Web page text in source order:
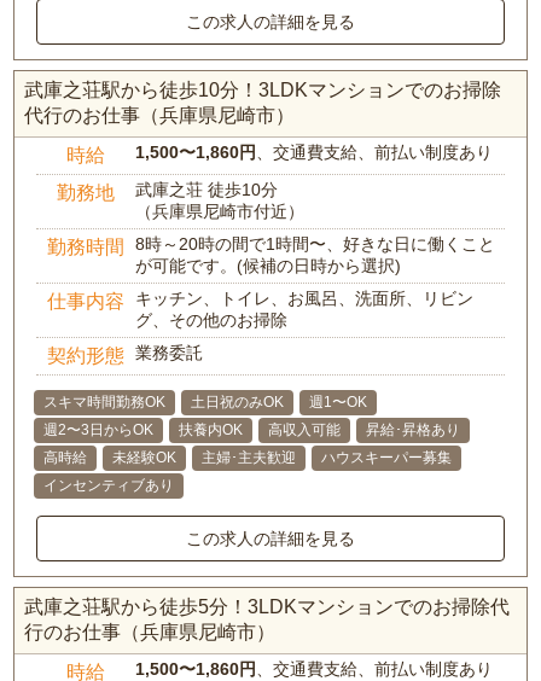
この求人の詳細を見る
武庫之荘駅から徒歩10分！3LDKマンションでのお掃除
代行のお仕事（兵庫県尼崎市）
時給 1,500〜1,860円 、交通費支給、前払い制度あり
勤務地
武庫之荘 徒歩10分
（兵庫県尼崎市付近）
勤務時間
8時～20時の間で1時間〜、好きな日に働くこと
が可能です。(候補の日時から選択)
仕事内容
キッチン、トイレ、お風呂、洗面所、リビン
グ、その他のお掃除
契約形態 業務委託
スキマ時間勤務OK 土日祝のみOK
週1〜OK
週2〜3日からOK
扶養内OK 高収入可能
昇給･昇格あり
高時給
未経験OK 主婦･主夫歓迎
ハウスキーパー募集
インセンティブあり
この求人の詳細を見る
武庫之荘駅から徒歩5分！3LDKマンションでのお掃除代
行のお仕事（兵庫県尼崎市）
時給 1,500〜1,860円 、交通費支給、前払い制度あり